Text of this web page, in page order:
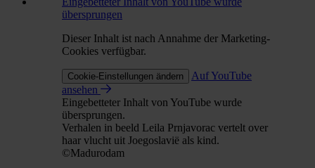
übersprungen
Dieser Inhalt ist nach Annahme der Marketing-
Cookies verfügbar.
Cookie-Einstellungen ändern
Auf YouTube
ansehen
Eingebetteter Inhalt von YouTube wurde
übersprungen.
Verhalen in beeld Leila Prnjavorac vertelt over
haar vlucht uit Joegoslavië als kind.
©Madurodam